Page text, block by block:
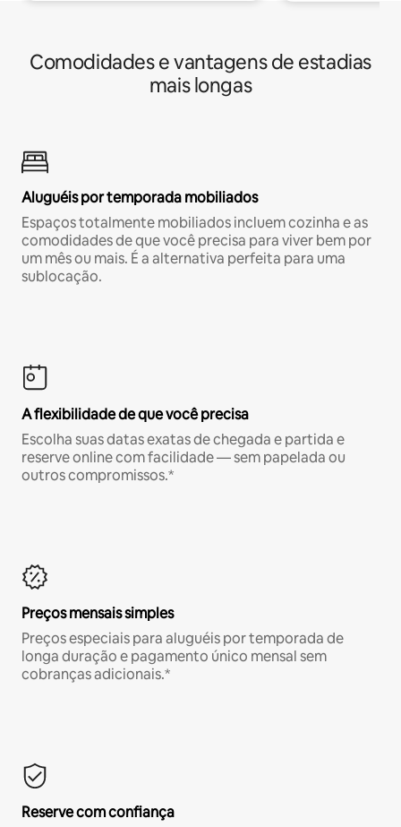
Comodidades e vantagens de estadias
mais longas
Aluguéis por temporada mobiliados
Espaços totalmente mobiliados incluem cozinha e as
comodidades de que você precisa para viver bem por
um mês ou mais. É a alternativa perfeita para uma
sublocação.
A flexibilidade de que você precisa
Escolha suas datas exatas de chegada e partida e
reserve online com facilidade — sem papelada ou
outros compromissos.*
Preços mensais simples
Preços especiais para aluguéis por temporada de
longa duração e pagamento único mensal sem
cobranças adicionais.*
Reserve com confiança